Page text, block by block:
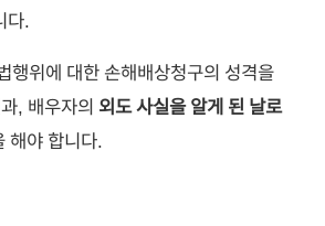
다.
행위에 대한 손해배상청구의 성격을
, 배우자의 외도 사실을 알게 된 날로
해야 합니다.